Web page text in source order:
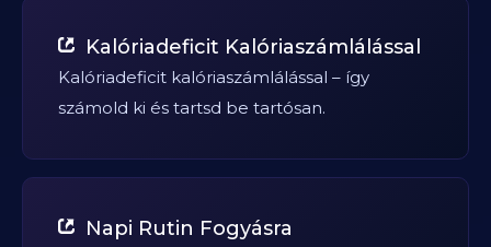
Kalóriadeficit Kalóriaszámlálással
Kalóriadeficit kalóriaszámlálással – így
számold ki és tartsd be tartósan.
Napi Rutin Fogyásra